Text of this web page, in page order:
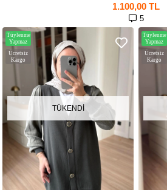
5
1.100,00 TL
TÜKENDI
Ücretsiz
Kargo
Tüylenme
Yapmaz
Ücretsiz
Kargo
Tüylenme
Yapmaz